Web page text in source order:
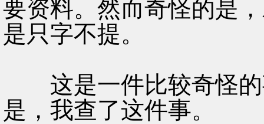
要资料。然而奇怪的是
是只字不提。
这是一件比较奇怪的
是，我查了这件事。